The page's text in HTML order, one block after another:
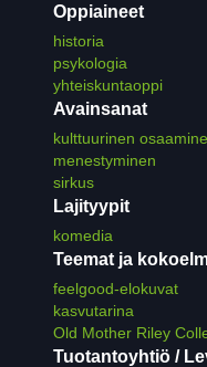
Oppiaineet
historia
psykologia
yhteiskuntaoppi
Avainsanat
kulttuurinen
menestyminen
sirkus
Lajityypit
komedia
Teemat ja
feelgood-elokuvat
kasvutarina
Old Mother Riley
Tuotantoyhtiö /